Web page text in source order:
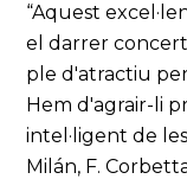
“Aquest
el darrer
ple d'atractiu
Hem d'agrair-li
intel·ligent de
Milán, F.